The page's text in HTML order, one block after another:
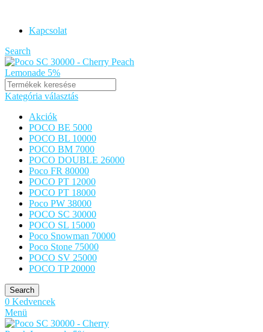
Kapcsolat
Search
Kategória választás
Akciók
POCO BE 5000
POCO BL 10000
POCO BM 7000
POCO DOUBLE 26000
Poco FR 80000
POCO PT 12000
POCO PT 18000
Poco PW 38000
POCO SC 30000
POCO SL 15000
Poco Snowman 70000
Poco Stone 75000
POCO SV 25000
POCO TP 20000
Search
0 Kedvencek
Menü